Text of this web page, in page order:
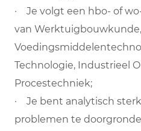
· Je volgt een hbo- of
van Werktuigbouwkunde,
Technologie, Industrieel
Procestechniek;
· Je bent analytisch
problemen te